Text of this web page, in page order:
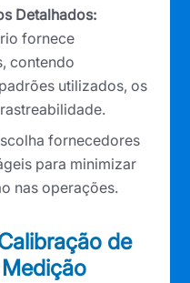
Detalhados:
fornece
contendo
utilizados, os
fornecedores
para minimizar
nas operações.
de